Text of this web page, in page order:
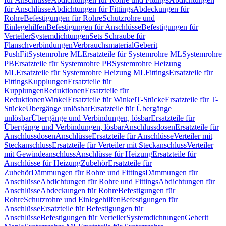
für AnschlüsseAbdichtungen für FittingsAbdeckungen für
RohreBefestigungen für RohreSchutzrohre und
EinlegehilfenBefestigungen für AnschlüsseBefestigungen für
VerteilerSystemdichtungenSets Schraube für
FlanschverbindungenVerbrauchsmaterialGeberit
PushFitSystemrohre MLErsatzteile für Systemrohre MLSystemrohre
PBErsatzteile für Systemrohre PBSystemrohre Heizung
MLErsatzteile für Systemrohre Heizung MLFittingsErsatzteile für
FittingsKupplungenErsatzteile für
KupplungenReduktionenErsatzteile für
ReduktionenWinkelErsatzteile für WinkelT-StückeErsatzteile für T-
StückeÜbergänge unlösbarErsatzteile für Übergänge
unlösbarÜbergänge und Verbindungen, lösbarErsatzteile für
Übergänge und Verbindungen, lösbarAnschlussdosenErsatzteile für
AnschlussdosenAnschlüsseErsatzteile für AnschlüsseVerteiler mit
SteckanschlussErsatzteile für Verteiler mit SteckanschlussVerteiler
mit GewindeanschlussAnschlüsse für HeizungErsatzteile für
Anschlüsse für HeizungZubehörErsatzteile für
ZubehörDämmungen für Rohre und FittingsDämmungen für
AnschlüsseAbdichtungen für Rohre und FittingsAbdichtungen für
AnschlüsseAbdeckungen für RohreBefestigungen für
RohreSchutzrohre und EinlegehilfenBefestigungen für
AnschlüsseErsatzteile für Befestigungen für
AnschlüsseBefestigungen für VerteilerSystemdichtungenGeberit